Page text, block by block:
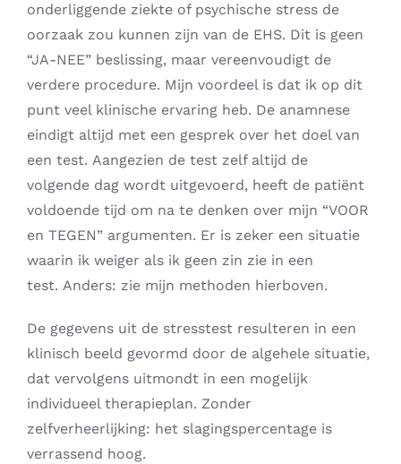
onderliggende ziekte of psychische stress de
oorzaak zou kunnen zijn van de EHS. Dit is geen
“JA-NEE” beslissing, maar vereenvoudigt de
verdere procedure. Mijn voordeel is dat ik op dit
punt veel klinische ervaring heb. De anamnese
eindigt altijd met een gesprek over het doel van
een test. Aangezien de test zelf altijd de
volgende dag wordt uitgevoerd, heeft de patiënt
voldoende tijd om na te denken over mijn “VOOR
en TEGEN” argumenten. Er is zeker een situatie
waarin ik weiger als ik geen zin zie in een
test. Anders: zie mijn methoden hierboven.
De gegevens uit de stresstest resulteren in een
klinisch beeld gevormd door de algehele situatie,
dat vervolgens uitmondt in een mogelijk
individueel therapieplan. Zonder
zelfverheerlijking: het slagingspercentage is
verrassend hoog.